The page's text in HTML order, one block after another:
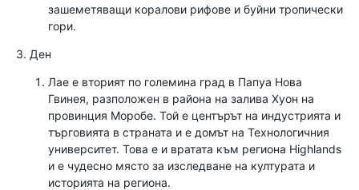
зашеметяващи коралови рифове и буйни тропически
гори.
3. Ден
Лае е вторият по големина град в Папуа Нова
Гвинея, разположен в района на залива Хуон на
провинция Моробе. Той е центърът на индустрията и
търговията в страната и е домът на Технологичния
университет. Това е и вратата към региона Highlands
и е чудесно място за изследване на културата и
историята на региона.